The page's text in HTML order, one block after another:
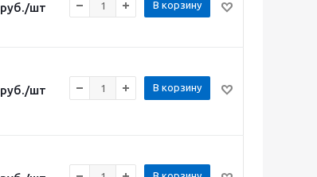
руб./шт В корзину
руб./шт В корзину